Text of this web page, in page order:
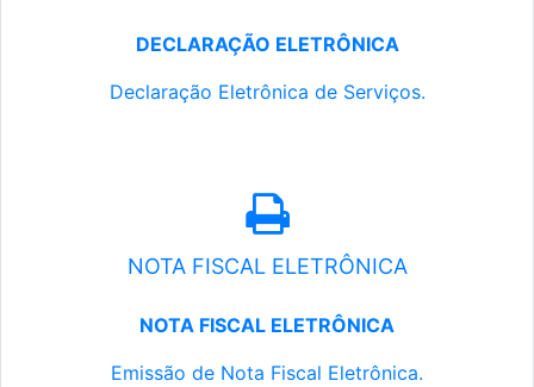
DECLARAÇÃO ELETRÔNICA
Declaração Eletrônica de Serviços.
NOTA FISCAL ELETRÔNICA
NOTA FISCAL ELETRÔNICA
Emissão de Nota Fiscal Eletrônica.